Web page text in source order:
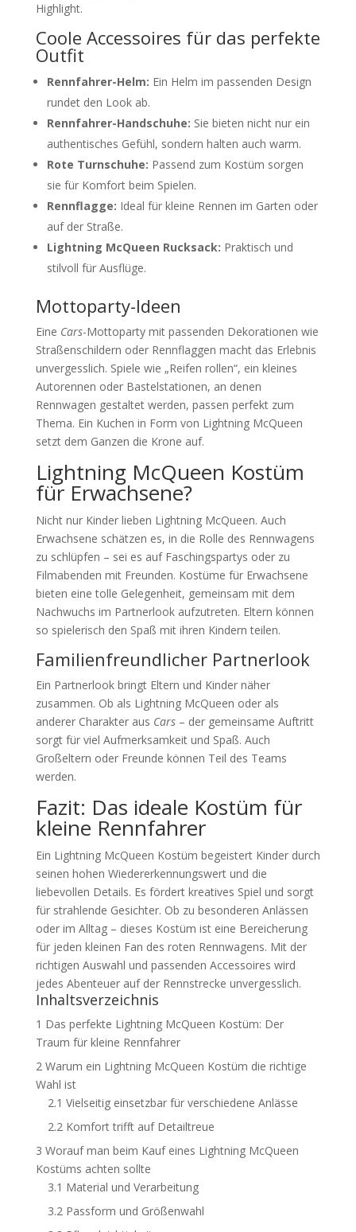
Highlight.
Coole Accessoires für das perfekte
Outfit
Rennfahrer-Helm: Ein Helm im passenden Design
rundet den Look ab.
Rennfahrer-Handschuhe: Sie bieten nicht nur ein
authentisches Gefühl, sondern halten auch warm.
Rote Turnschuhe: Passend zum Kostüm sorgen
sie für Komfort beim Spielen.
Rennflagge: Ideal für kleine Rennen im Garten oder
auf der Straße.
Lightning McQueen Rucksack: Praktisch und
stilvoll für Ausflüge.
Mottoparty-Ideen
Eine Cars-Mottoparty mit passenden Dekorationen wie
Straßenschildern oder Rennflaggen macht das Erlebnis
unvergesslich. Spiele wie „Reifen rollen“, ein kleines
Autorennen oder Bastelstationen, an denen
Rennwagen gestaltet werden, passen perfekt zum
Thema. Ein Kuchen in Form von Lightning McQueen
setzt dem Ganzen die Krone auf.
Lightning McQueen Kostüm
für Erwachsene?
Nicht nur Kinder lieben Lightning McQueen. Auch
Erwachsene schätzen es, in die Rolle des Rennwagens
zu schlüpfen – sei es auf Faschingspartys oder zu
Filmabenden mit Freunden. Kostüme für Erwachsene
bieten eine tolle Gelegenheit, gemeinsam mit dem
Nachwuchs im Partnerlook aufzutreten. Eltern können
so spielerisch den Spaß mit ihren Kindern teilen.
Familienfreundlicher Partnerlook
Ein Partnerlook bringt Eltern und Kinder näher
zusammen. Ob als Lightning McQueen oder als
anderer Charakter aus Cars– der gemeinsame Auftritt
sorgt für viel Aufmerksamkeit und Spaß. Auch
Großeltern oder Freunde können Teil des Teams
werden.
Fazit: Das ideale Kostüm für
kleine Rennfahrer
Ein Lightning McQueen Kostüm begeistert Kinder durch
seinen hohen Wiedererkennungswert und die
liebevollen Details. Es fördert kreatives Spiel und sorgt
für strahlende Gesichter. Ob zu besonderen Anlässen
oder im Alltag – dieses Kostüm ist eine Bereicherung
für jeden kleinen Fan des roten Rennwagens. Mit der
richtigen Auswahl und passenden Accessoires wird
jedes Abenteuer auf der Rennstrecke unvergesslich.
Inhaltsverzeichnis
1 Das perfekte Lightning McQueen Kostüm: Der
Traum für kleine Rennfahrer
2Warum ein Lightning McQueen Kostüm die richtige
Wahl ist
2.1 Vielseitig einsetzbar für verschiedene Anlässe
2.2Komfort trifft auf Detailtreue
3 Worauf man beim Kauf eines Lightning McQueen
Kostüms achten sollte
3.1 Material und Verarbeitung
3.2Passform und Größenwahl